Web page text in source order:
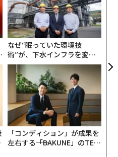
ものは、しばしば感情的成
ロフェッショナルたちは成
く、混沌から離脱している
味のあるメンターシップ、
ップを望んでいる。
別のスライドを望んでいる
剰労働に対してさらなる仕
望んでいる。彼らはタグラ
。彼らは緊急性とアドレナ
のではなく、スケーラブル
なぜ“眠っていた環境技
術”が、下水インフラを変え
たのか──産総研×月島JFE
アクアソリューションの10年
「コンディション」が成果を
左右する――「BAKUNE」のTEN